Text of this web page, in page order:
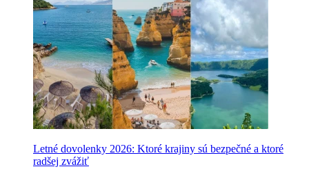
Letné dovolenky 2026: Ktoré krajiny sú bezpečné a ktoré
radšej zvážiť